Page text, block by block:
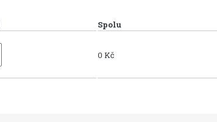
Spolu
0 Kč